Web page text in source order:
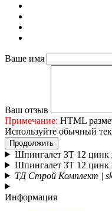
Ваше имя
Ваш отзыв
Примечание: HTML
Используйте обычный
Продолжить
Шпингалет ЗТ 12 цинк
Шпингалет ЗТ 12 цинк
ТД Строй Комплект |
Информация